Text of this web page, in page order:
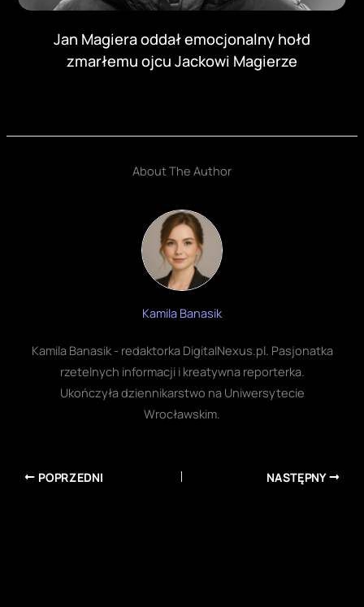
Jan Magiera oddał emocjonalny hołd
zmarłemu ojcu Jackowi Magierze
About The Author
Kamila Banasik
Kamila Banasik - redaktorka DigitalNexus.pl. Pasjonatka
rzetelnych informacji i kreatywna reporterka.
Ukończyła dziennikarstwo na Uniwersytecie
Wrocławskim.
POPRZEDNI NASTĘPNY